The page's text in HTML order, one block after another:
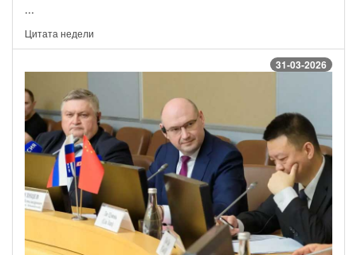
...
Цитата недели
31-03-2026